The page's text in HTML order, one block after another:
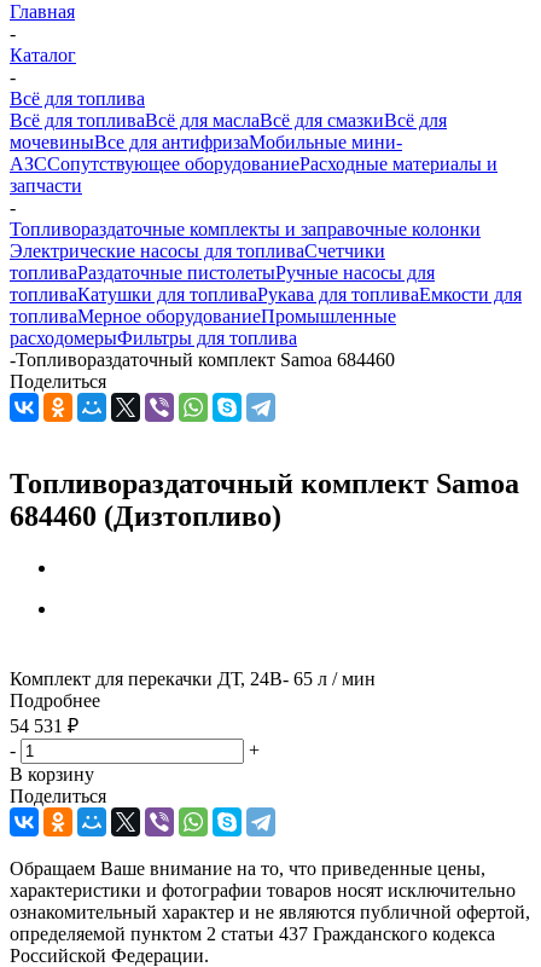
Главная
-
Каталог
-
Всё для топлива
Всё для топливаВсё для маслаВсё для смазкиВсё для
мочевиныВсе для антифризаМобильные мини-
АЗССопутствующее оборудованиеРасходные материалы и
запчасти
-
Топливораздаточные комплекты и заправочные колонки
Электрические насосы для топливаСчетчики
топливаРаздаточные пистолетыРучные насосы для
топливаКатушки для топливаРукава для топливаЕмкости для
топливаМерное оборудованиеПромышленные
расходомерыФильтры для топлива
-Топливораздаточный комплект Samoa 684460
Поделиться
Топливораздаточный комплект Samoa
684460 (Дизтопливо)
Комплект для перекачки ДТ, 24В- 65 л / мин
Подробнее
54 531 ₽
-
+
В корзину
Поделиться
Обращаем Ваше внимание на то, что приведенные цены,
характеристики и фотографии товаров носят исключительно
ознакомительный характер и не являются публичной офертой,
определяемой пунктом 2 статьи 437 Гражданского кодекса
Российской Федерации.